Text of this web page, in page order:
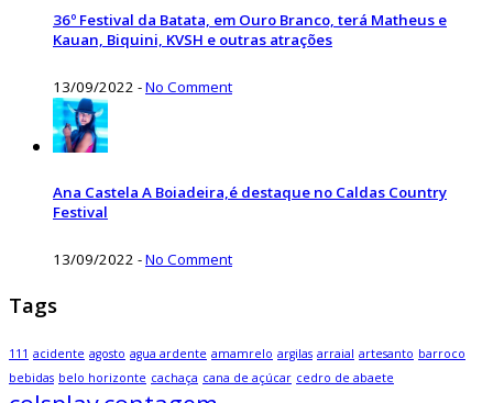
36º Festival da Batata, em Ouro Branco, terá Matheus e
Kauan, Biquini, KVSH e outras atrações
13/09/2022 -No Comment
Ana Castela A Boiadeira,é destaque no Caldas Country
Festival
13/09/2022 -No Comment
Tags
111 acidente agosto agua ardente amamrelo argilas arraial artesanto barroco
bebidas belo horizonte cachaça cana de açúcar cedro de abaete